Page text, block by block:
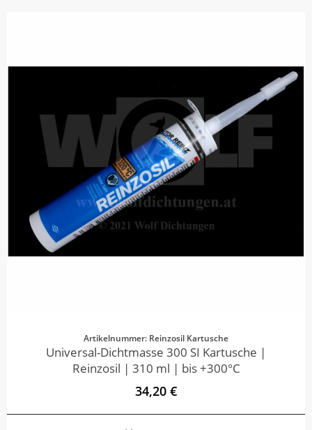
Artikelnummer: Reinzosil Kartusche
Universal-Dichtmasse 300 SI Kartusche |
Reinzosil | 310 ml | bis +300°C
34,20 €